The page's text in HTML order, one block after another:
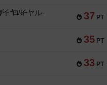
37 PT
・ロイヤル-
35 PT
33 PT